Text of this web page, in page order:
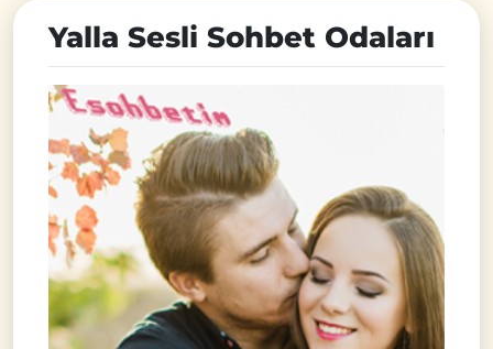
Yalla Sesli Sohbet Odaları